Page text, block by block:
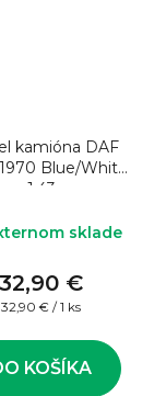
kamióna DAF
Blue/White
1:43
sklade
32,90 €
Jednotková
32,90 € / 1 ks
KOŠÍKA